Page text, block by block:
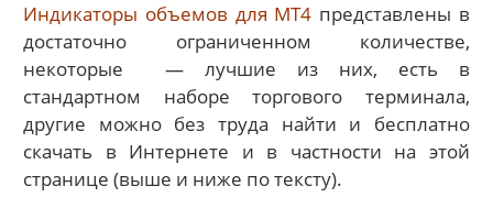
Индикаторы объемов для МТ4 представлены в
достаточно ограниченном количестве,
некоторые — лучшие из них, есть в
стандартном наборе торгового терминала,
другие можно без труда найти и бесплатно
скачать в Интернете и в частности на этой
странице (выше и ниже по тексту).